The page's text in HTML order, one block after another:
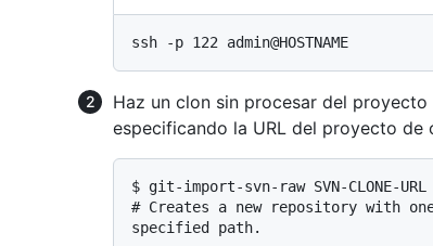
Haz un clon sin procesar del
especificando la URL del proyecto
$ git-import-svn-raw SVN-CLONE-URL
# Creates a new repository with
specified path.